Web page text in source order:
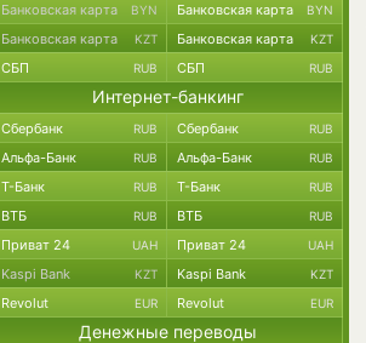
Банковская карта BYN Банковская карта BYN
Банковская карта KZT Банковская карта KZT
СБП RUB СБП RUB
Интернет-банкинг
Сбербанк RUB Сбербанк RUB
Альфа-Банк RUB Альфа-Банк RUB
Т-Банк RUB Т-Банк RUB
ВТБ RUB ВТБ RUB
Приват 24 UAH Приват 24 UAH
Kaspi Bank KZT Kaspi Bank KZT
Revolut EUR Revolut EUR
Денежные переводы